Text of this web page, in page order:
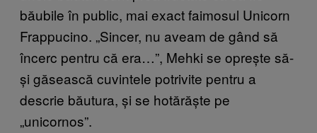
băubile în public, mai exact faimosul Unicorn
Frappucino. „Sincer, nu aveam de gând să
încerc pentru că era…”, Mehki se oprește să-
și găsească cuvintele potrivite pentru a
descrie băutura, și se hotărăște pe
„unicornos”.